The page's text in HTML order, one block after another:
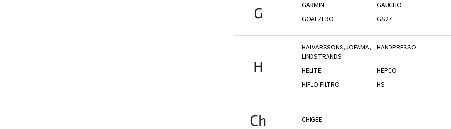
G GARMIN GAUCHO
GOALZERO
GS27
H
HALVARSSONS,JOFAMA,
LINDSTRANDS
HANDPRESSO
HELITE HEPCO
HIFLO FILTRO
HS
Ch CHIGEE